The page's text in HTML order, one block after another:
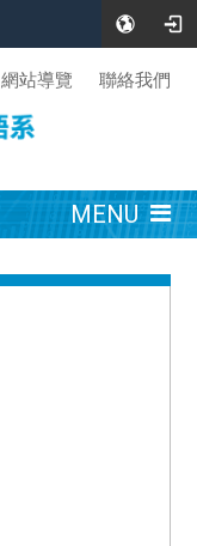
網站導覽 聯絡我們
MENU